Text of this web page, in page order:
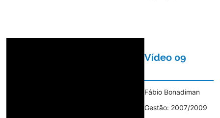
Vídeo 09
Fábio Bonadiman
Gestão: 2007/2009